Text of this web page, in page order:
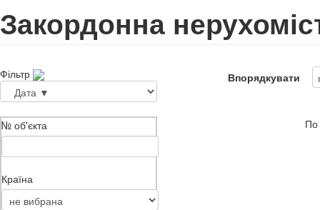
Закордонна
Фільтр
№ об'єкта
Країна
Впорядкувати
По